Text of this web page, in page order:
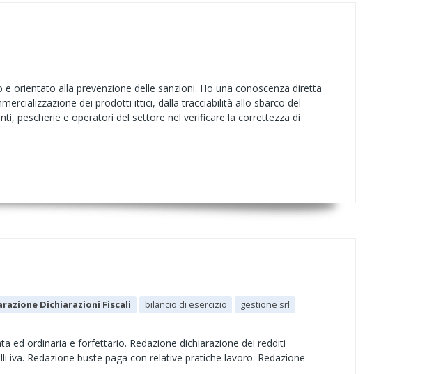
orientato alla prevenzione delle sanzioni. Ho una conoscenza diretta
dei prodotti ittici, dalla tracciabilità allo sbarco del
pescherie e operatori del settore nel verificare la correttezza di
Dichiarazioni Fiscali bilancio di esercizio
gestione srl
ed ordinaria e forfettario. Redazione dichiarazione dei redditi
Redazione buste paga con relative pratiche lavoro. Redazione